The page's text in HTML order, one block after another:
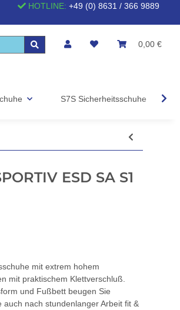
HOTLINE: +49 (0) 8631 / 366 9889
0,00 €
S7S Sicherheitsschuhe
ESD SA S1
mit extrem hohem
mit praktischem Klettverschluß.
und Fußbett beugen Sie
nach stundenlanger Arbeit fit &